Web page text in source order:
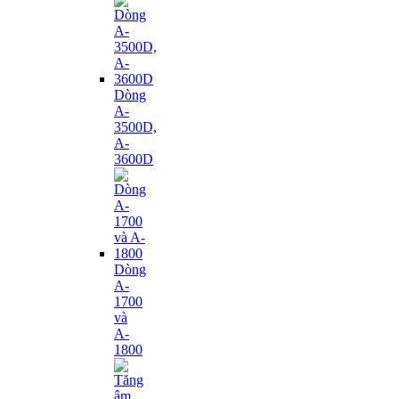
Dòng
A-
3500D,
A-
3600D
Dòng
A-
1700
và
A-
1800